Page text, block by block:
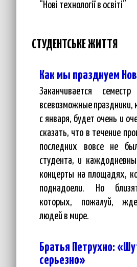
“Нові технології в освіті”
СТУДЕНТСЬКЕ ЖИТТЯ
Как мы празднуем
Заканчивается
всевозможные праздники,
с января, будет очень и
сказать, что в течение
последних вовсе не
студента, и
концерты на площадях,
поднадоели. Но
которых, пожалуй,
людей в мире.
Братья Петрухно:
серьезно»